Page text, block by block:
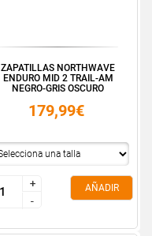
ZAPATILLAS NORTHWAVE
ENDURO MID 2 TRAIL-AM
NEGRO-GRIS OSCURO
179,99€
+
-
+
-
AÑADIR